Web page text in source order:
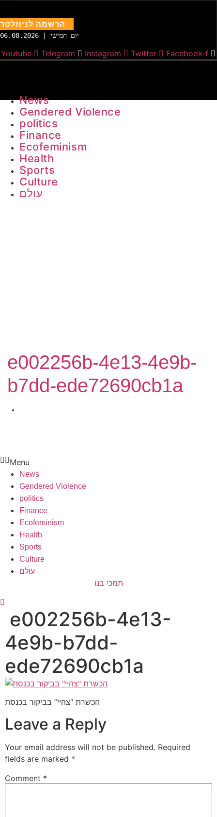
הרשמה לניוזלטר
יום חמישי | 06.08.2026
Youtube Telegram Instagram Twitter Facebook-f
News
Gendered Violence
politics
Finance
Ecofeminism
Health
Sports
Culture
עולם
e002256b-4e13-4e9b-
b7dd-ede72690cb1a
Menu
News
Gendered Violence
politics
Finance
Ecofeminism
Health
Sports
Culture
עולם
תמכי בנו
e002256b-4e13-
4e9b-b7dd-
ede72690cb1a
הכשרת “צהיי” בביקור בכנסת
Leave a Reply
Your email address will not be published. Required
fields are marked *
Comment *